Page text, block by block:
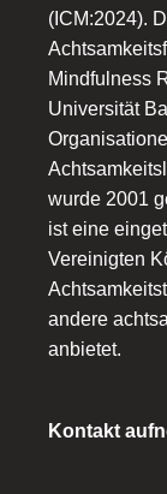
(ICM:2024).
Mindfulness
Universität
wurde 2001
ist eine
Vereinigten
andere
anbietet.
Kontakt